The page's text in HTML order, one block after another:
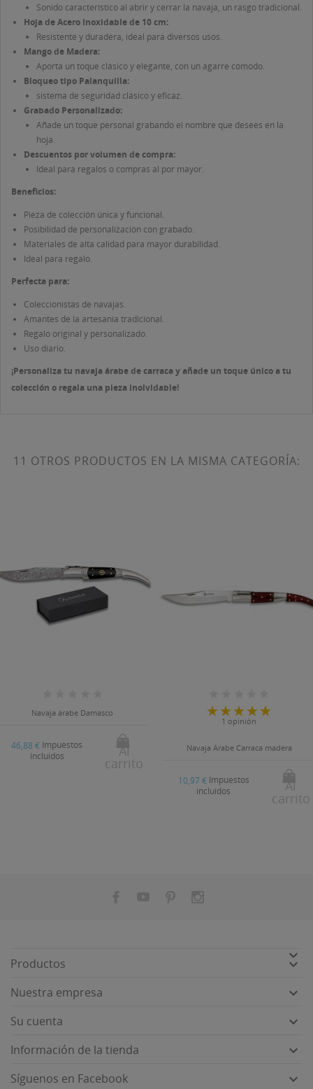
Sonido característico al abrir y cerrar la navaja, un rasgo tradicional.
Hoja de Acero Inoxidable de 10 cm:
Resistente y duradera, ideal para diversos usos.
Mango de Madera:
Aporta un toque clásico y elegante, con un agarre cómodo.
Bloqueo tipo Palanquilla:
sistema de seguridad clásico y eficaz.
Grabado Personalizado:
Añade un toque personal grabando el nombre que desees en la
hoja.
Descuentos por volumen de compra:
Ideal para regalos o compras al por mayor.
Beneficios:
Pieza de colección única y funcional.
Posibilidad de personalización con grabado.
Materiales de alta calidad para mayor durabilidad.
Ideal para regalo.
Perfecta para:
Coleccionistas de navajas.
Amantes de la artesanía tradicional.
Regalo original y personalizado.
Uso diario.
¡Personaliza tu navaja árabe de carraca y añade un toque único a tu
colección o regala una pieza inolvidable!
11 OTROS PRODUCTOS EN LA MISMA CATEGORÍA:
Navaja árabe Damasco
46,88 € Impuestos
incluidos
Al
carrito
1 opinión
Navaja Árabe Carraca madera
10,97 € Impuestos
incluidos
Al
carrito

Productos 
Nuestra empresa 
Su cuenta 
Información de la tienda 
Síguenos en Facebook 